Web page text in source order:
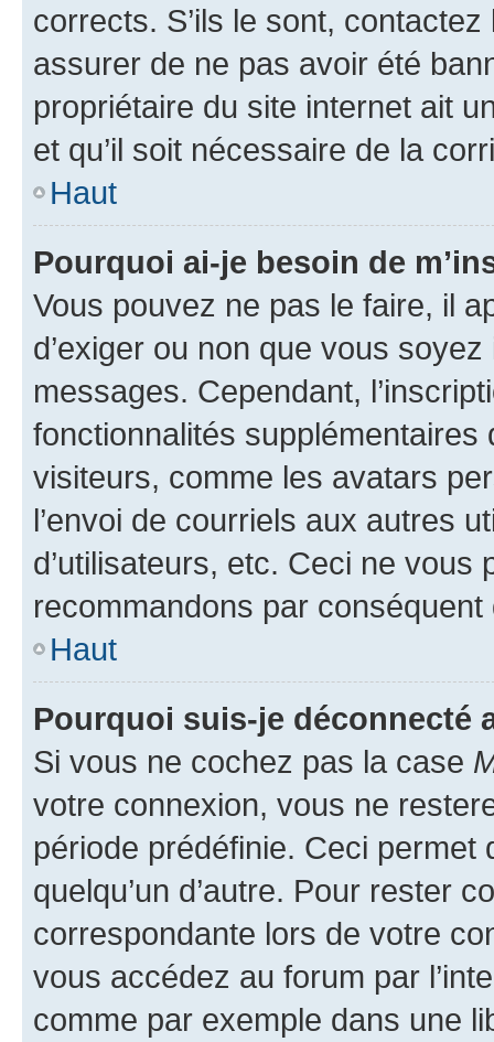
corrects. S’ils le sont,
assurer de ne pas avoir été
propriétaire du site internet ait
et qu’il soit nécessaire de la
Haut
Pourquoi ai-je besoin de
Vous pouvez ne pas le faire, il
d’exiger ou non que vous
messages. Cependant,
fonctionnalités
visiteurs, comme les avatars
l’envoi de courriels aux autres
d’utilisateurs, etc. Ceci ne vous
recommandons par conséquent
Haut
Pourquoi suis-je déconnecté
Si vous ne cochez pas la case
votre connexion, vous ne
période prédéfinie. Ceci permet
quelqu’un d’autre. Pour rester
correspondante lors de votre
vous accédez au forum par
comme par exemple dans une